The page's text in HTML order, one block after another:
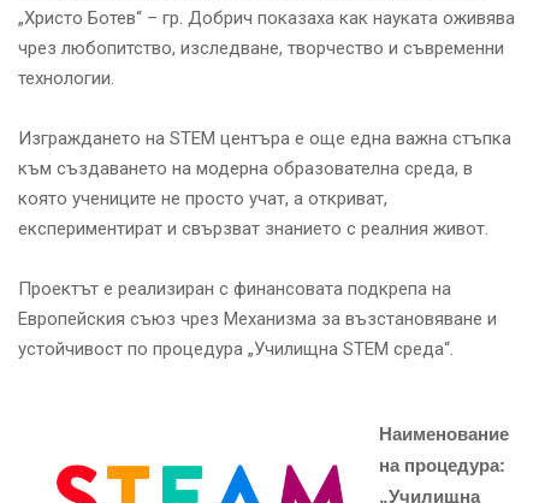
„Христо Ботев“ – гр. Добрич показаха как науката оживява
чрез любопитство, изследване, творчество и съвременни
технологии.
Изграждането на STEM центъра е още една важна стъпка
към създаването на модерна образователна среда, в
която учениците не просто учат, а откриват,
експериментират и свързват знанието с реалния живот.
Проектът е реализиран с финансовата подкрепа на
Европейския съюз чрез Механизма за възстановяване и
устойчивост по процедура „Училищна STEM среда“.
Наименование
на процедура:
„Училищна